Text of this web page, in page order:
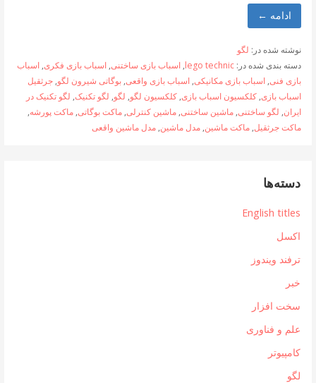
ادامه ←
نوشته شده در: لگو
دسته بندی شده در: lego technic
, اسباب بازی ساختنی, اسباب بازی فکری, اسباب
بازی فنی, اسباب بازی مکانیکی, اسباب بازی واقعی, بوگاتی شیرون لگو, جرثقیل
اسباب بازی, کلکسیون اسباب بازی, کلکسیون لگو, لگو, لگو تکنیک, لگو تکنیک در
ایران, لگو ساختنی, ماشین ساختنی, ماشین کنترلی, ماکت بوگاتی, ماکت پورشه,
ماکت جرثقیل, ماکت ماشین, مدل ماشین, مدل ماشین واقعی
دسته‌ها
English titles
اکسل
ترفند ویندوز
خبر
سخت افزار
علم و فناوری
کامپیوتر
لگو